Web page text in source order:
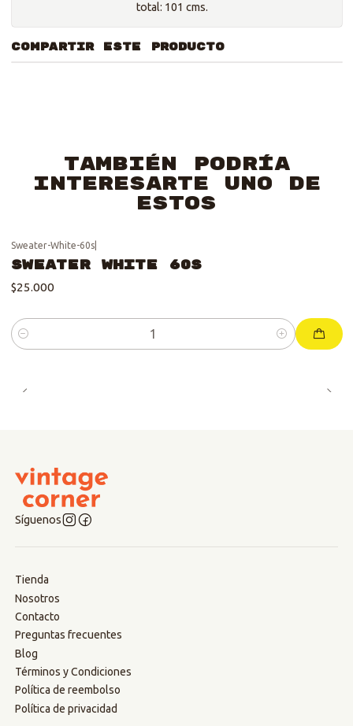
total: 101 cms.
COMPARTIR ESTE PRODUCTO
También podría
interesarte uno de
estos
Sweater-White-60s|
Sweater White 60s
$25.000
Cantidad
Síguenos
Tienda
Nosotros
Contacto
Preguntas frecuentes
Blog
Términos y Condiciones
Política de reembolso
Política de privacidad